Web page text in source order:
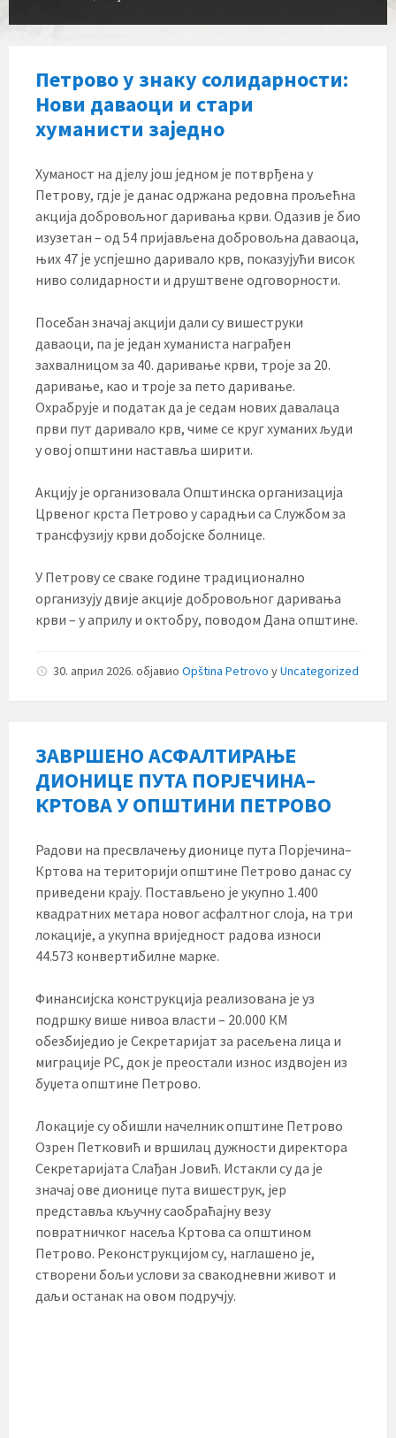
Петрово у знаку солидарности:
Нови даваоци и стари
хуманисти заједно
Хуманост на дјелу још једном је потврђена у
Петрову, гдје је данас одржана редовна прољећна
акција добровољног даривања крви. Одазив је био
изузетан – од 54 пријављена добровољна даваоца,
њих 47 је успјешно даривало крв, показујући висок
ниво солидарности и друштвене одговорности.
Посебан значај акцији дали су вишеструки
даваоци, па је један хуманиста награђен
захвалницом за 40. даривање крви, троје за 20.
даривање, као и троје за пето даривање.
Охрабрује и податак да је седам нових давалаца
први пут даривало крв, чиме се круг хуманих људи
у овој општини наставља ширити.
Акцију је организовала Општинска организација
Црвеног крста Петрово у сарадњи са Службом за
трансфузију крви добојске болнице.
У Петрову се сваке године традиционално
организују двије акције добровољног даривања
крви – у априлу и октобру, поводом Дана општине.
30. април 2026. објавио Opština Petrovo уUncategorized
ЗАВРШЕНО АСФАЛТИРАЊЕ
ДИОНИЦЕ ПУТА ПОРЈЕЧИНА–
КРТОВА У ОПШТИНИ ПЕТРОВО
Радови на пресвлачењу дионице пута Порјечина–
Кртова на територији општине Петрово данас су
приведени крају. Постављено је укупно 1.400
квадратних метара новог асфалтног слоја, на три
локације, а укупна вриједност радова износи
44.573 конвертибилне марке.
Финансијска конструкција реализована је уз
подршку више нивоа власти – 20.000 КМ
обезбиједио је Секретаријат за расељена лица и
миграције РС, док је преостали износ издвојен из
буџета општине Петрово.
Локације су обишли начелник општине Петрово
Озрен Петковић и вршилац дужности директора
Секретаријата Слађан Јовић. Истакли су да је
значај ове дионице пута вишеструк, јер
представља кључну саобраћајну везу
повратничког насеља Кртова са општином
Петрово. Реконструкцијом су, наглашено је,
створени бољи услови за свакодневни живот и
даљи останак на овом подручју.